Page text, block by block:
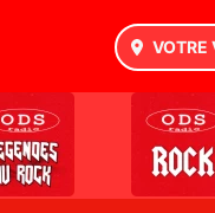
VOTRE